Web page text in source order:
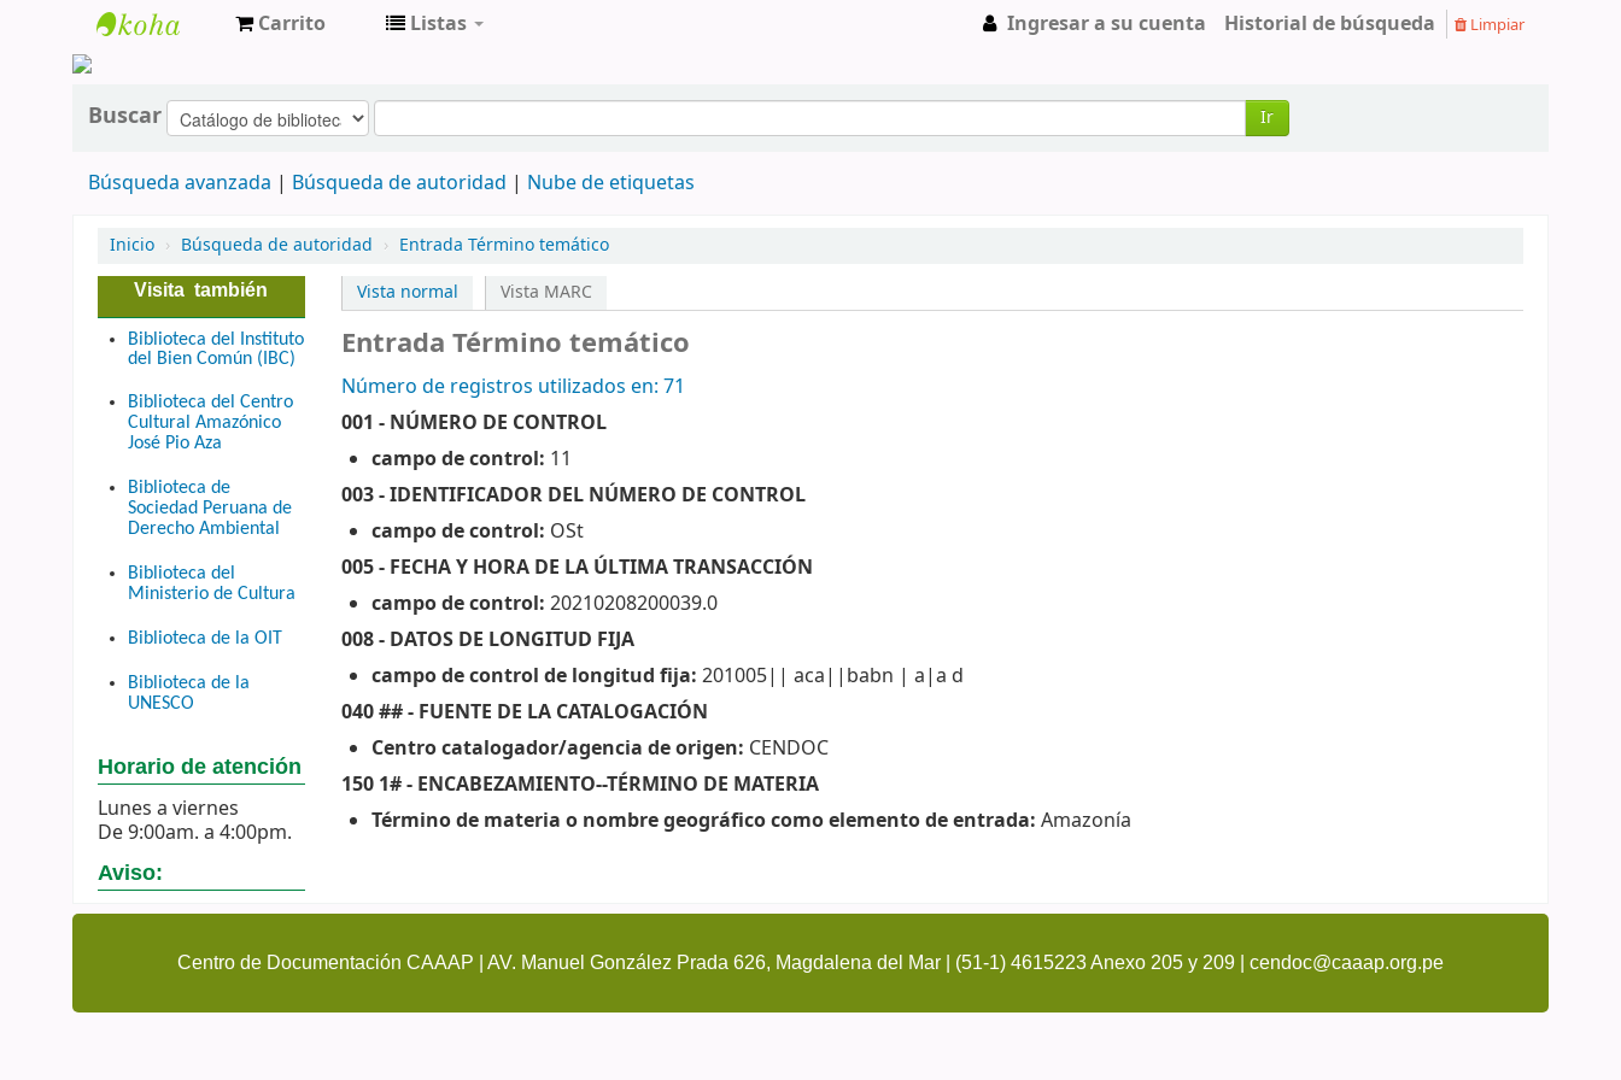
Carrito Listas Ingresar a su cuenta Historial de búsqueda Limpiar
Buscar Ir
Búsqueda avanzada Búsqueda de autoridad Nube de etiquetas
Inicio › Búsqueda de autoridad › Entrada Término temático
Visita también
Biblioteca del Instituto
del Bien Común (IBC)
Biblioteca del Centro
Cultural Amazónico
José Pio Aza
Biblioteca de
Sociedad Peruana de
Derecho Ambiental
Biblioteca del
Ministerio de Cultura
Biblioteca de la OIT
Biblioteca de la
UNESCO
Horario de atención
Lunes a viernes
De 9:00am. a 4:00pm.
Aviso:
Vista normal Vista MARC
Entrada Término temático
Número de registros utilizados en: 71
001 - NÚMERO DE CONTROL
campo de control: 11
003 - IDENTIFICADOR DEL NÚMERO DE CONTROL
campo de control: OSt
005 - FECHA Y HORA DE LA ÚLTIMA TRANSACCIÓN
campo de control: 20210208200039.0
008 - DATOS DE LONGITUD FIJA
campo de control de longitud fija: 201005|| aca||babn | a|a d
040 ## - FUENTE DE LA CATALOGACIÓN
Centro catalogador/agencia de origen: CENDOC
150 1# - ENCABEZAMIENTO--TÉRMINO DE MATERIA
Término de materia o nombre geográfico como elemento de entrada: Amazonía
Centro de Documentación CAAAP | AV. Manuel González Prada 626, Magdalena del Mar | (51-1) 4615223 Anexo 205 y 209 | cendoc@caaap.org.pe